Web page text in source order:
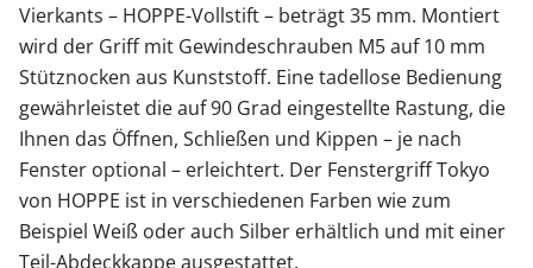
Vierkants – HOPPE-Vollstift – beträgt 35 mm. Montiert
wird der Griff mit Gewindeschrauben M5 auf 10 mm
Stütznocken aus Kunststoff. Eine tadellose Bedienung
gewährleistet die auf 90 Grad eingestellte Rastung, die
Ihnen das Öffnen, Schließen und Kippen – je nach
Fenster optional – erleichtert. Der Fenstergriff Tokyo
von HOPPE ist in verschiedenen Farben wie zum
Beispiel Weiß oder auch Silber erhältlich und mit einer
Teil-Abdeckkappe ausgestattet.